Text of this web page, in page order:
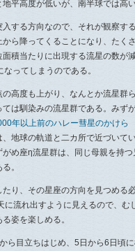
平高度が低いが、南半球では高い
する方向なので、それが観察す
ら降ってくることになり、たく
積当たりに出現する流星の数が
ってしまうのである。
高度も上がり、なんとか流星群
は馴染みの流星群である。みず
年以上前のハレー彗星のかけ
地球の軌道と二カ所で近づいて
め座η流星群は、同じ母親を持
。
り、その星座の方向を見つめる
流れ出すように見えるので、む
姿を楽しめる。
目立ちはじめ、5日から6日頃